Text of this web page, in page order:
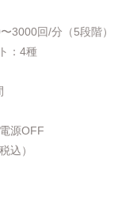
3000回/分（5段階）
：4種
源OFF
込）